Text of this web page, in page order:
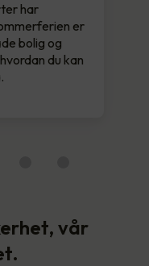
har
er
bolig og
du kan
vår